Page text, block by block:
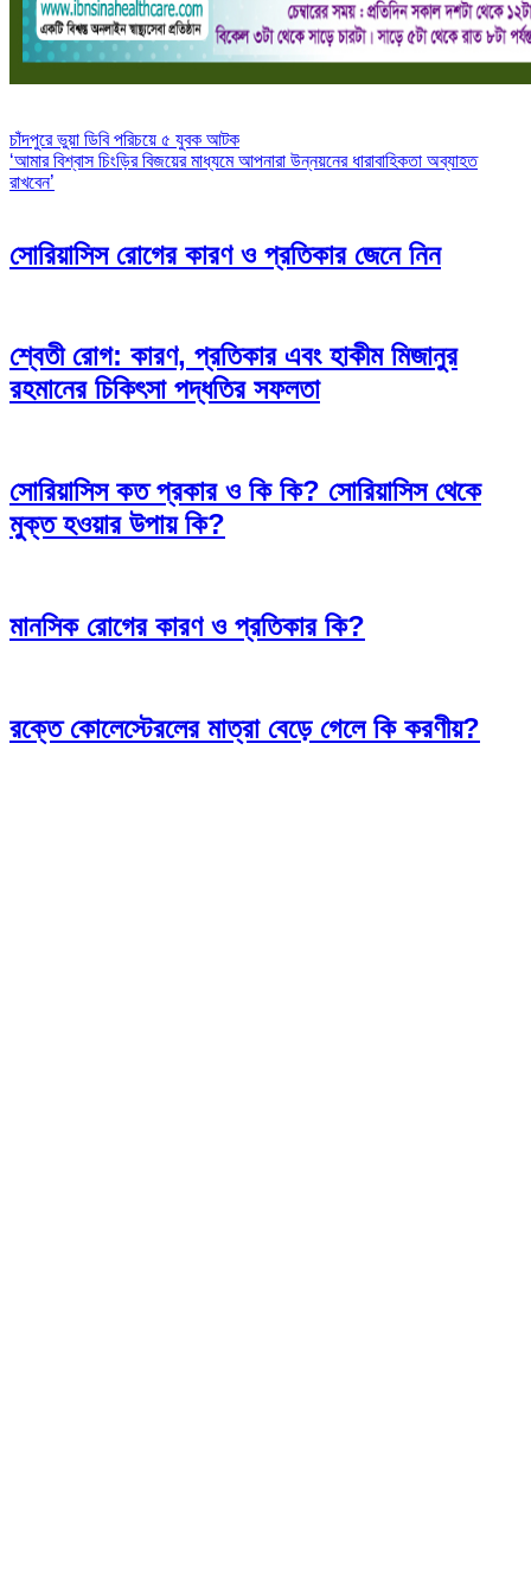
Post
navigation
চাঁদপুরে ভুয়া ডিবি পরিচয়ে ৫ যুবক আটক
‘আমার বিশ্বাস চিংড়ির বিজয়ের মাধ্যমে আপনারা উন্নয়নের ধারাবাহিকতা অব্যাহত
রাখবেন’
সোরিয়াসিস রোগের কারণ ও প্রতিকার জেনে নিন
শ্বেতী রোগ: কারণ, প্রতিকার এবং হাকীম মিজানুর
রহমানের চিকিৎসা পদ্ধতির সফলতা
সোরিয়াসিস কত প্রকার ও কি কি? সোরিয়াসিস থেকে
মুক্ত হওয়ার উপায় কি?
মানসিক রোগের কারণ ও প্রতিকার কি?
রক্তে কোলেস্টেরলের মাত্রা বেড়ে গেলে কি করণীয়?